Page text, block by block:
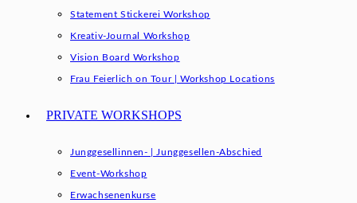
Statement Stickerei Workshop
Kreativ-Journal Workshop
Vision Board Workshop
Frau Feierlich on Tour | Workshop Locations
PRIVATE WORKSHOPS
Junggesellinnen- | Junggesellen-Abschied
Event-Workshop
Erwachsenenkurse